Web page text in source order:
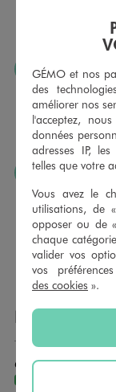
sous 30
dans tous
JE PEUX
Ourlets,
retoucher
sont à votre
conditions
J’AIME
Nous vous
montant au
GÉMO sont
payer vos
dans de
NOS AUTRES
GEMO ST
GÉMO et nos
des
améliorer nos
l'acceptez,
données
adresses IP,
telles que votre
Vous avez le
utilisations, de
opposer ou de «
chaque
valider vos
vos
des cookies ».